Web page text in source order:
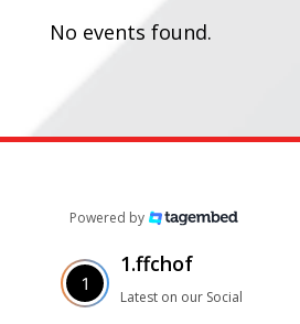
No events found.
Powered by
1.ffchof
Latest on our Social